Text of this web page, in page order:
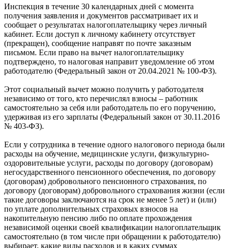
Инспекция в течение 30 календарных дней с момента
получения заявления и документов рассматривает их и
сообщает о результатах налогоплательщику через личный
кабинет. Если доступ к личному кабинету отсутствует
(прекращен), сообщение направят по почте заказным
письмом. Если право на вычет налогоплательщику
подтверждено, то налоговая направит уведомление об этом
работодателю (Федеральный закон от 20.04.2021 № 100-ФЗ).
Этот социальный вычет можно получить у работодателя
независимо от того, кто перечислял взносы – работник
самостоятельно за себя или работодатель по его поручению,
удерживая из его зарплаты (Федеральный закон от 30.11.2016
№ 403-ФЗ).
Если у сотрудника в течение одного налогового периода были
расходы на обучение, медицинские услуги, физкультурно-
оздоровительные услуги, расходы по договору (договорам)
негосударственного пенсионного обеспечения, по договору
(договорам) добровольного пенсионного страхования, по
договору (договорам) добровольного страхования жизни (если
такие договоры заключаются на срок не менее 5 лет) и (или)
по уплате дополнительных страховых взносов на
накопительную пенсию либо по оплате прохождения
независимой оценки своей квалификации налогоплательщик
самостоятельно (в том числе при обращении к работодателю)
выбирает, какие виды расходов и в каких суммах